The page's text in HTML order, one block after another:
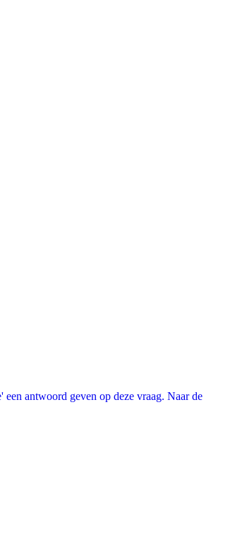
antwoord geven op deze vraag. Naar de